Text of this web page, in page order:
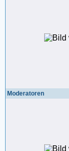
Moderatoren